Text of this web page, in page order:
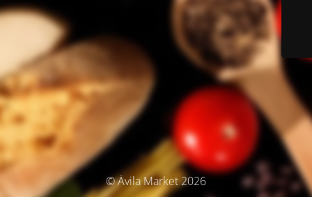
© Ávila Market 2026